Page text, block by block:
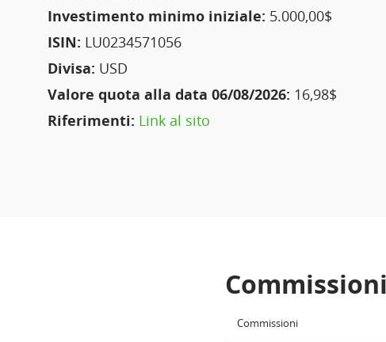
Investimento minimo iniziale: 5.000,00$
ISIN: LU0234571056
Divisa: USD
Valore quota alla data 06/08/2026: 16,98$
Riferimenti: Link al sito
Commissioni
Commissioni